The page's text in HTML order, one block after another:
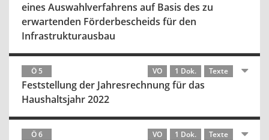
eines Auswahlverfahrens auf Basis des zu
erwartenden Förderbescheids für den
Infrastrukturausbau
Ö 5 VO 1 Dok. Texte
Feststellung der Jahresrechnung für das
Haushaltsjahr 2022
Ö 6 VO 1 Dok. Texte